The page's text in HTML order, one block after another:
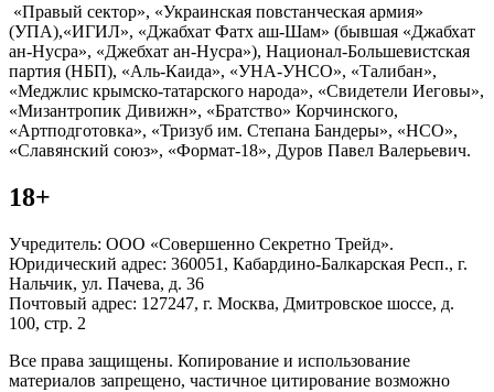
«Правый сектор», «Украинская повстанческая армия»
(УПА),«ИГИЛ», «Джабхат Фатх аш-Шам» (бывшая «Джабхат
ан-Нусра», «Джебхат ан-Нусра»), Национал-Большевистская
партия (НБП), «Аль-Каида», «УНА-УНСО», «Талибан»,
«Меджлис крымско-татарского народа», «Свидетели Иеговы»,
«Мизантропик Дивижн», «Братство» Корчинского,
«Артподготовка», «Тризуб им. Степана Бандеры», «НСО»,
«Славянский союз», «Формат-18», Дуров Павел Валерьевич.
18+
Учредитель: ООО «Совершенно Секретно Трейд».
Юридический адрес: 360051, Кабардино-Балкарская Респ., г.
Нальчик, ул. Пачева, д. 36
Почтовый адрес: 127247, г. Москва, Дмитровское шоссе, д.
100, стр. 2
Все права защищены. Копирование и использование
материалов запрещено, частичное цитирование возможно